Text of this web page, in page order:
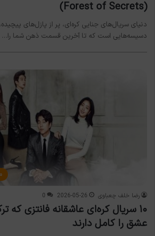
(Forest of Secrets)
دنیای سریال‌های جنایی کره‌ای، پر از پازل‌های
دسیسه‌هایی است که تا آخرین قسمت ذهن شما را…
رضا خلف چعباوی 2026-05-26
0
۱۰ سریال کره‌ای عاشقانه فانتزی که
عشق را کامل دارند